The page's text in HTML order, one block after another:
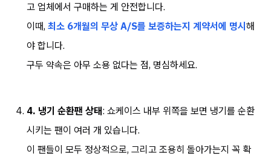
고 업체에서 구매하는 게 안전합니다.
이때, 최소 6개월의 무상 A/S를 보증하는지 계약서에 명시 해
야 합니다.
구두 약속은 아무 소용 없다는 점, 명심하세요.
4. 냉기 순환팬 상태: 쇼케이스 내부 위쪽을 보면 냉기를 순환
시키는 팬이 여러 개 있습니다.
이 팬들이 모두 정상적으로, 그리고 조용히 돌아가는지 꼭 확